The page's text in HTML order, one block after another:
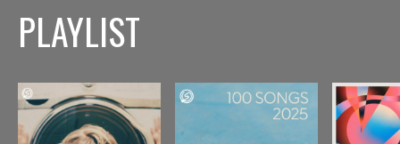
PLAYLIST